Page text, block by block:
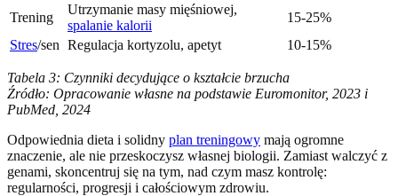
Trening
Utrzymanie masy mięśniowej,
spalanie kalorii
15-25%
Stres/sen Regulacja kortyzolu, apetyt 10-15%
Tabela 3: Czynniki decydujące o kształcie brzucha
Źródło: Opracowanie własne na podstawie Euromonitor, 2023 i
PubMed, 2024
Odpowiednia dieta i solidny plan treningowy mają ogromne
znaczenie, ale nie przeskoczysz własnej biologii. Zamiast walczyć z
genami, skoncentruj się na tym, nad czym masz kontrolę:
regularności, progresji i całościowym zdrowiu.